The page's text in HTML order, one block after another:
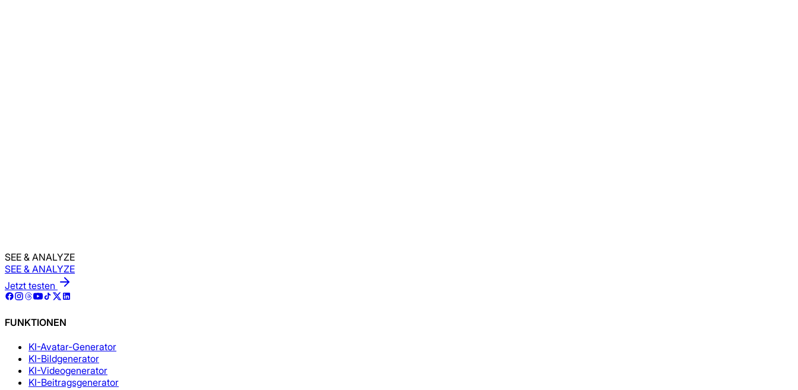
SEE & ANALYZE
SEE & ANALYZE
Jetzt testen
FUNKTIONEN
KI-Avatar-Generator
KI-Bildgenerator
KI-Videogenerator
KI-Beitragsgenerator